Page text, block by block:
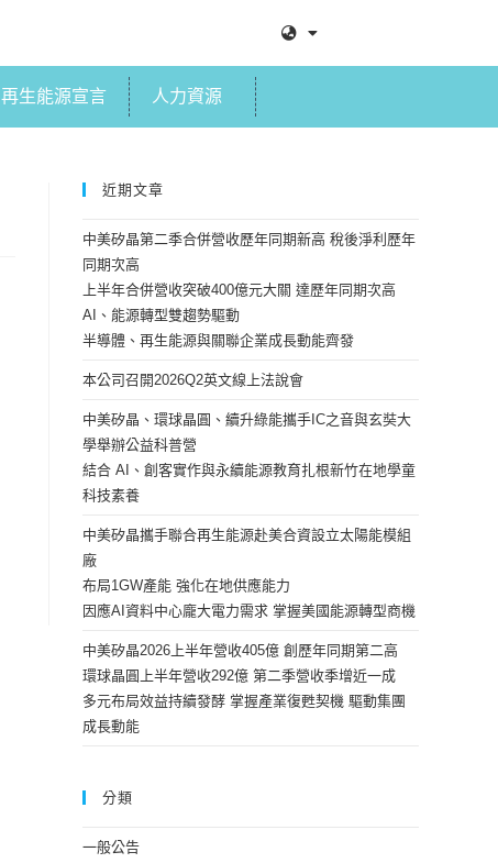
再生能源宣言 人力資源
近期文章
中美矽晶第二季合併營收歷年同期新高 稅後淨利歷年
同期次高
上半年合併營收突破400億元大關 達歷年同期次高
AI、能源轉型雙趨勢驅動
半導體、再生能源與關聯企業成長動能齊發
本公司召開2026Q2英文線上法說會
中美矽晶、環球晶圓、續升綠能攜手IC之音與玄奘大
學舉辦公益科普營
結合 AI、創客實作與永續能源教育扎根新竹在地學童
科技素養
中美矽晶攜手聯合再生能源赴美合資設立太陽能模組
廠
布局1GW產能 強化在地供應能力
因應AI資料中心龐大電力需求 掌握美國能源轉型商機
中美矽晶2026上半年營收405億 創歷年同期第二高
環球晶圓上半年營收292億 第二季營收季增近一成
多元布局效益持續發酵 掌握產業復甦契機 驅動集團
成長動能
分類
一般公告